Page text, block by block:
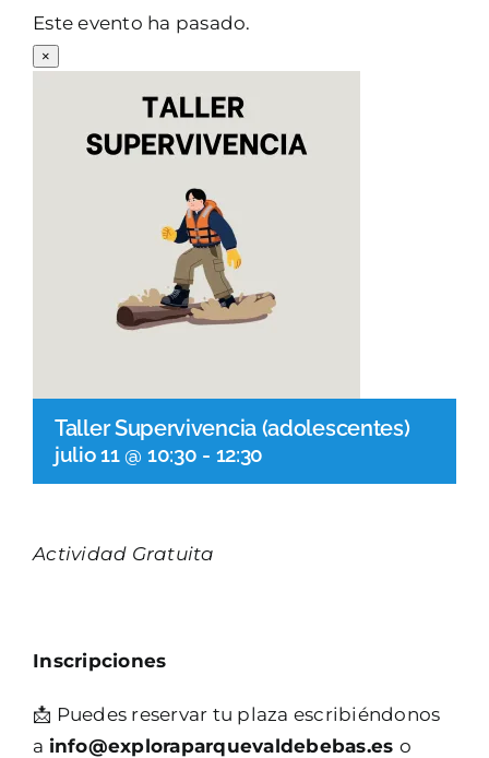
PARQUES GESTIÓN
EMERGENCIAS
Este evento ha pasado.
×
Taller Supervivencia (adolescentes)
julio 11 @ 10:30 - 12:30
Actividad Gratuita
Inscripciones
📩 Puedes reservar tu plaza escribiéndonos
a info@exploraparquevaldebebas.es o